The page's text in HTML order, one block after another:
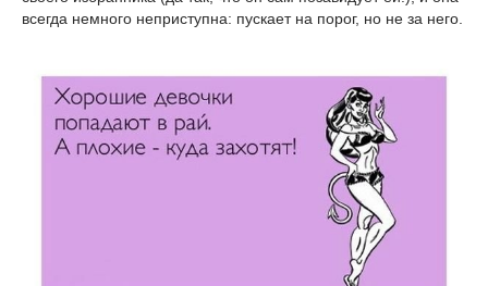
всегда немного неприступна: пускает на порог, но не за него.